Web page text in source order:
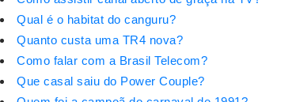
Qual é o habitat do canguru?
Quanto custa uma TR4 nova?
Como falar com a Brasil Telecom?
Que casal saiu do Power Couple?